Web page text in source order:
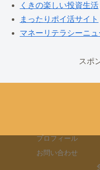
くきの楽しい投資生活
まったりポイ活サイト
マネーリテラシーニュ
スポ
プロフィール
お問い合わせ